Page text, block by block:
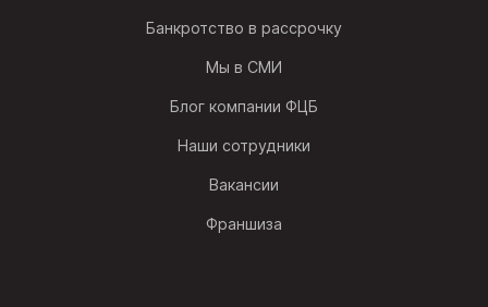
Банкротство в рассрочку
Мы в СМИ
Блог компании ФЦБ
Наши сотрудники
Вакансии
Франшиза